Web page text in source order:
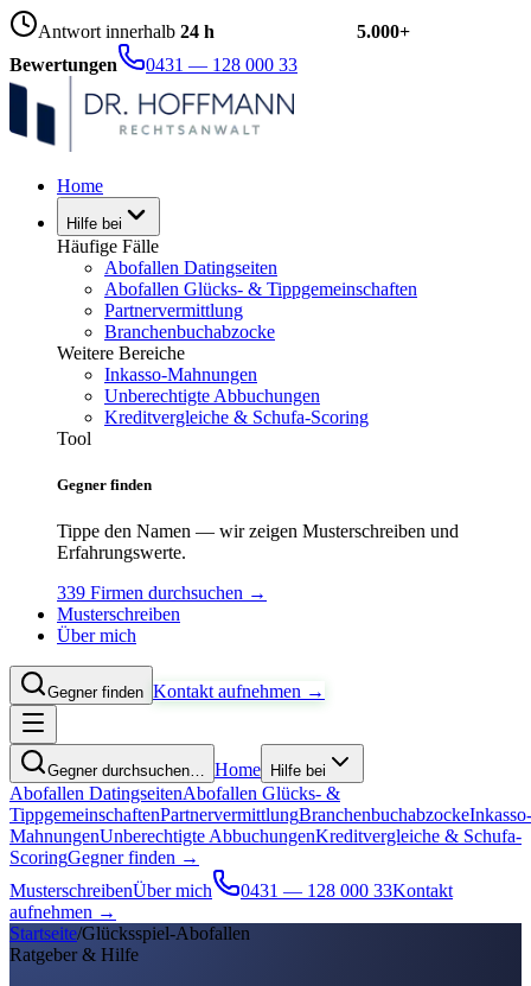
Antwort innerhalb 24 h
5.000+
Bewertungen
0431 — 128 000 33
Home
Hilfe bei
Häufige Fälle
Abofallen Datingseiten
Abofallen Glücks- & Tippgemeinschaften
Partnervermittlung
Branchenbuchabzocke
Weitere Bereiche
Inkasso-Mahnungen
Unberechtigte Abbuchungen
Kreditvergleiche & Schufa-Scoring
Tool
Gegner finden
Tippe den Namen — wir zeigen Musterschreiben und
Erfahrungswerte.
339 Firmen durchsuchen →
Musterschreiben
Über mich
Gegner finden Kontakt aufnehmen →
Gegner durchsuchen… Home Hilfe bei
Abofallen DatingseitenAbofallen Glücks- &
TippgemeinschaftenPartnervermittlungBranchenbuchabzockeInkasso-
MahnungenUnberechtigte AbbuchungenKreditvergleiche & Schufa-
ScoringGegner finden →
MusterschreibenÜber mich 0431 — 128 000 33Kontakt
aufnehmen →
Startseite/Glücksspiel-Abofallen
Ratgeber & Hilfe